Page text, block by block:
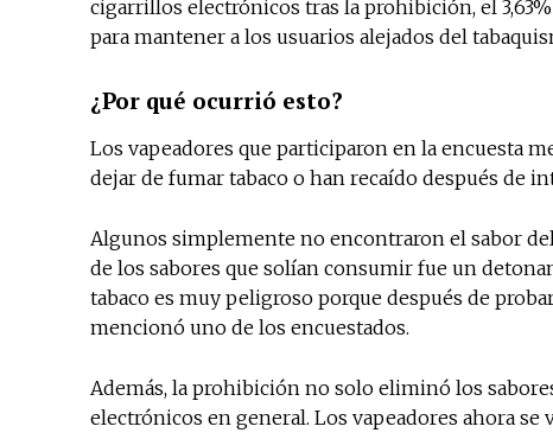
cigarrillos electrónicos tras la prohibición, el
para mantener a los usuarios alejados del
¿Por qué ocurrió esto?
Los vapeadores que participaron en la encuesta
dejar de fumar tabaco o han recaído después de
Algunos simplemente no encontraron el sabor
de los sabores que solían consumir fue un
tabaco es muy peligroso porque después de
mencionó uno de los encuestados.
Además, la prohibición no solo eliminó los
electrónicos en general. Los vapeadores ahora